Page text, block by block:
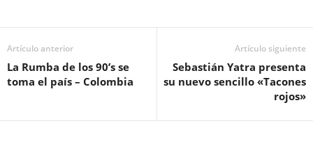
Artículo anterior
La Rumba de los 90’s se
toma el país – Colombia
Artículo siguiente
Sebastián Yatra presenta
su nuevo sencillo «Tacones
rojos»